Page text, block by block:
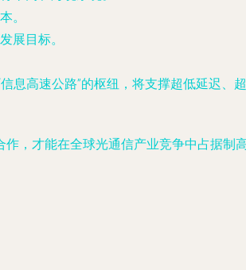
。
展目标。
息高速公路”的枢纽，将支撑超低延迟、
，才能在全球光通信产业竞争中占据制